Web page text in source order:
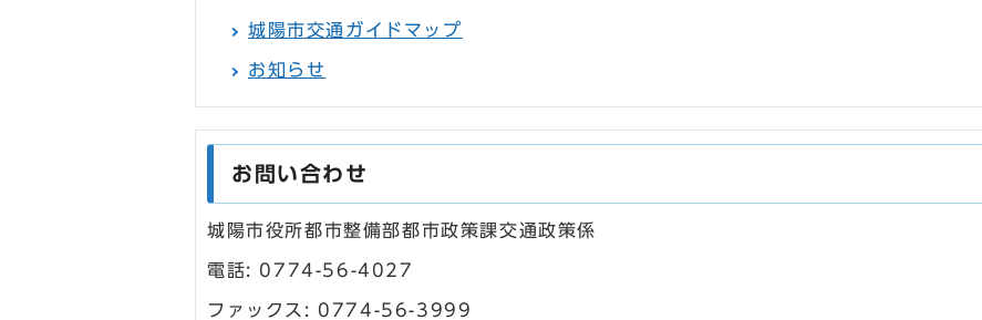
城陽市交通ガイドマップ
お知らせ
お問い合わせ
城陽市役所都市整備部都市政策課交通政策係
電話: 0774-56-4027
ファックス: 0774-56-3999